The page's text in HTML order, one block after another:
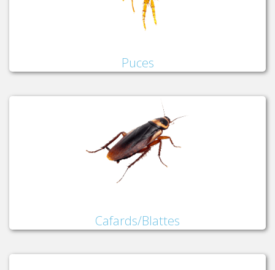
Puces
Cafards/Blattes